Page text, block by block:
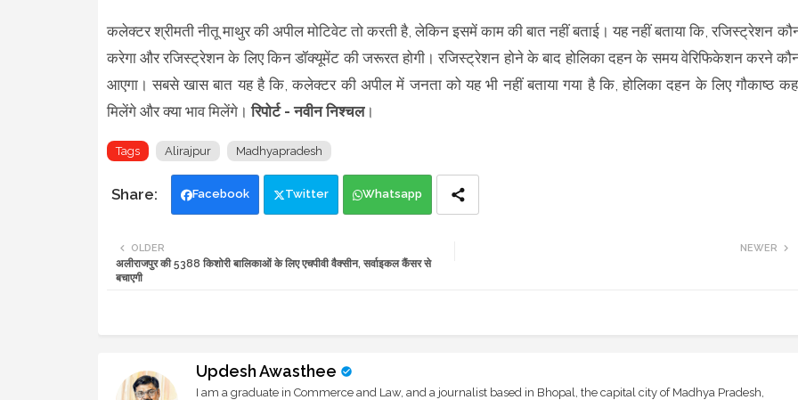
कलेक्टर श्रीमती नीतू माथुर की अपील मोटिवेट तो करती है, लेकिन इसमें काम की बात नहीं बताई। यह नहीं बताया कि, रजिस्ट्रेशन
करेगा और रजिस्ट्रेशन के लिए किन डॉक्यूमेंट की जरूरत होगी। रजिस्ट्रेशन होने के बाद होलिका दहन के समय वेरिफिकेशन करने
आएगा। सबसे खास बात यह है कि, कलेक्टर की अपील में जनता को यह भी नहीं बताया गया है कि, होलिका दहन के लिए गौकाष्ठ
मिलेंगे और क्या भाव मिलेंगे।रिपोर्ट - नवीन निश्चल।
Tags Alirajpur Madhyapradesh
Facebook Twitter Whatsapp
NEWER
OLDER
अलीराजपुर की 5388 किशोरी बालिकाओं के लिए एचपीवी वैक्सीन, सर्वाइकल कैंसर से
बचाएगी
Updesh Awasthee
I am a graduate in Commerce and Law, and a journalist based in Bhopal, the capital city of Madhya Pradesh,